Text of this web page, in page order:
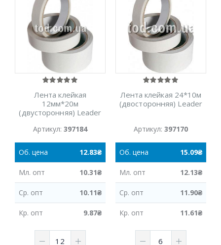
Лента клейкая
12мм*20м
(двусторонняя) Leader
Артикул: 397184
Об. цена 12.83₴
Мл. опт 10.31₴
Ср. опт 10.11₴
Кр. опт 9.87₴
Лента клейкая 24*10м
(двосторонняя) Leader
Артикул: 397170
Об. цена 15.09₴
Мл. опт 12.13₴
Ср. опт 11.90₴
Кр. опт 11.61₴